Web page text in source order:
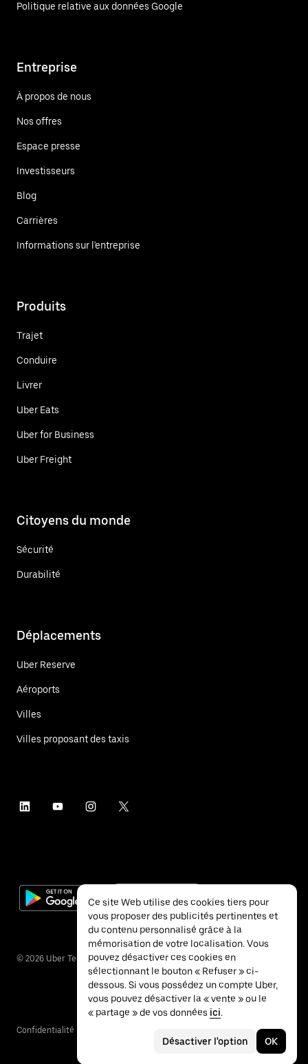
Politique relative aux données Google
Entreprise
À propos de nous
Nos offres
Espace presse
Investisseurs
Blog
Carrières
Informations sur l'entreprise
Produits
Trajet
Conduire
Livrer
Uber Eats
Uber for Business
Uber Freight
Citoyens du monde
Sécurité
Durabilité
Déplacements
Uber Reserve
Aéroports
Villes
Villes proposant des taxis
© 2026 Uber Technologies Inc.
Confidentialité
Ce site Web utilise des cookies tiers pour
vous proposer des publicités pertinentes et
du contenu personnalisé grâce à la
mémorisation de votre localisation. Vous
pouvez désactiver ces cookies en
sélectionnant le bouton « Refuser » ci-
dessous. Si vous possédez un compte Uber,
vous pouvez désactiver la « vente » ou le
« partage » de vos données ici.
Désactiver l'option OK